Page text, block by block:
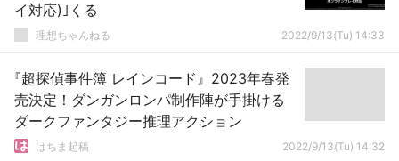
イ対応)｣くる
理想ちゃんねる 2022/9/13(Tu) 14:33
『超探偵事件簿 レインコード』2023年春発
売決定！ダンガンロンパ制作陣が手掛ける
ダークファンタジー推理アクション
はちま起稿 2022/9/13(Tu) 14:32